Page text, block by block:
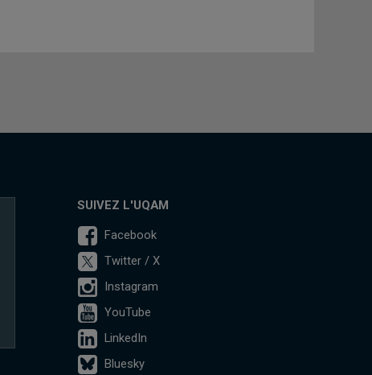
SUIVEZ L'UQAM
Facebook
Twitter / X
Instagram
YouTube
LinkedIn
Bluesky